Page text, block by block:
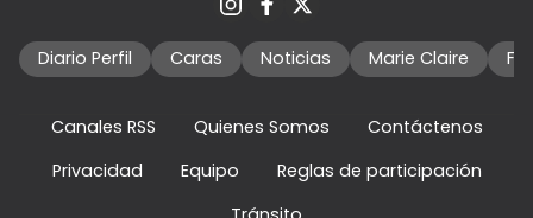
Diario Perfil Caras Noticias Marie Claire
Canales RSS Quienes Somos
Contáctenos
Privacidad
Equipo
Reglas de participación